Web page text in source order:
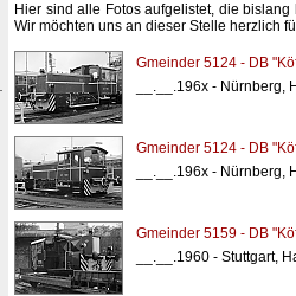
Hier sind alle Fotos aufgelistet, die
Wir möchten uns an dieser Stelle herzlich
Gmeinder 5124 - DB
__.__.196x - Nürnberg,
Gmeinder 5124 - DB
__.__.196x - Nürnberg,
Gmeinder 5159 - DB
__.__.1960 - Stuttgart,